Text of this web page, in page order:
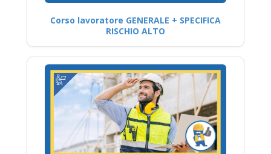
Corso lavoratore GENERALE + SPECIFICA
RISCHIO ALTO